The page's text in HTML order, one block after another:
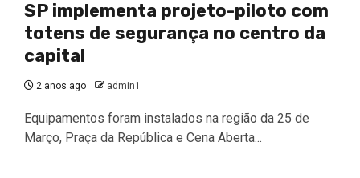
SP implementa projeto-piloto com
totens de segurança no centro da
capital
2 anos ago admin1
Equipamentos foram instalados na região da 25 de
Março, Praça da República e Cena Aberta...